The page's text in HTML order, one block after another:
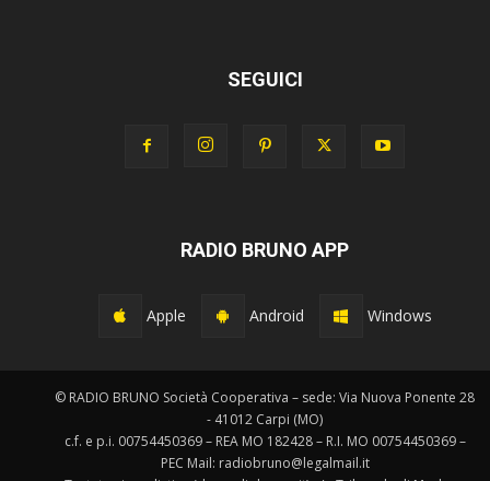
SEGUICI
RADIO BRUNO APP
Apple Android Windows
© RADIO BRUNO Società Cooperativa – sede: Via Nuova Ponente 28
- 41012 Carpi (MO)
c.f. e p.i. 00754450369 – REA MO 182428 – R.I. MO 00754450369 –
PEC Mail: radiobruno@legalmail.it